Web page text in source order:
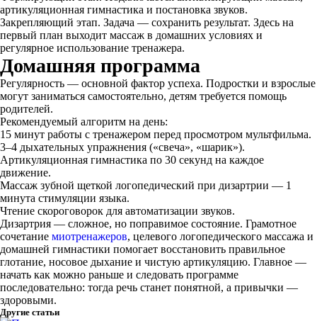
артикуляционная гимнастика и постановка звуков.
Закрепляющий этап. Задача — сохранить результат. Здесь на
первый план выходит массаж в домашних условиях и
регулярное использование тренажера.
Домашняя программа
Регулярность — основной фактор успеха. Подростки и взрослые
могут заниматься самостоятельно, детям требуется помощь
родителей.
Рекомендуемый алгоритм на день:
15 минут работы с тренажером перед просмотром мультфильма.
3–4 дыхательных упражнения («свеча», «шарик»).
Артикуляционная гимнастика по 30 секунд на каждое
движение.
Массаж зубной щеткой логопедический при дизартрии — 1
минута стимуляции языка.
Чтение скороговорок для автоматизации звуков.
Дизартрия — сложное, но поправимое состояние. Грамотное
сочетание миотренажеров, целевого логопедического массажа и
домашней гимнастики помогает восстановить правильное
глотание, носовое дыхание и чистую артикуляцию. Главное —
начать как можно раньше и следовать программе
последовательно: тогда речь станет понятной, а привычки —
здоровыми.
Другие статьи